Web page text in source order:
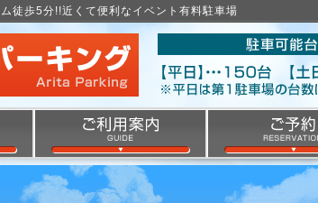
徒歩5分!!近くて便利なイベント有料駐車場